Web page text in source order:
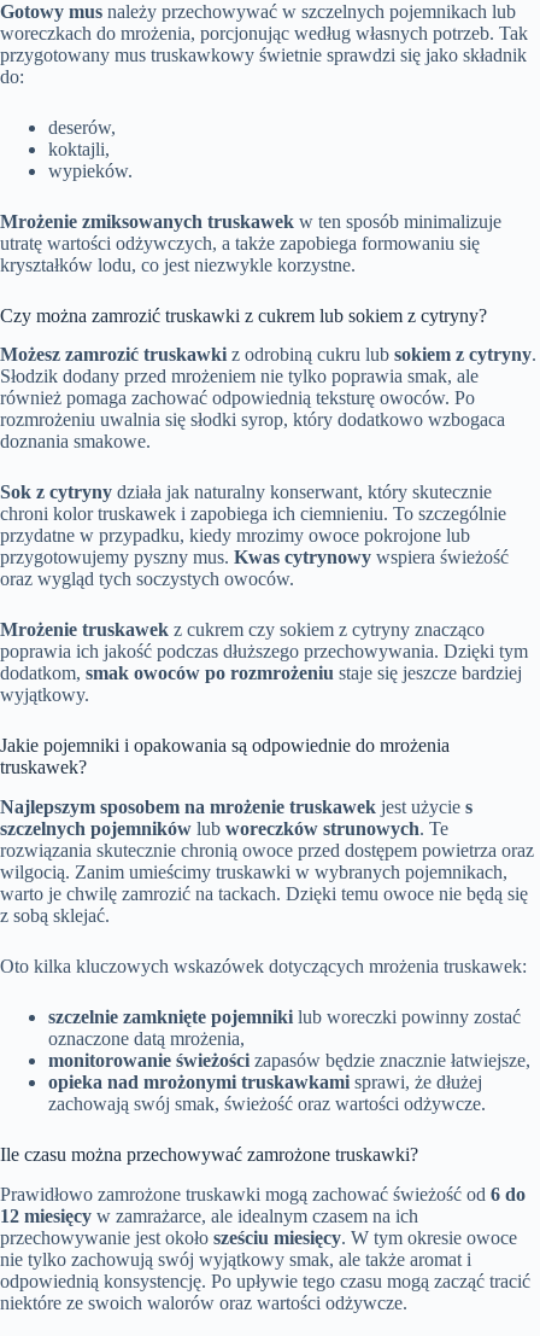
Gotowy mus należy przechowywać w szczelnych pojemnikach lub
woreczkach do mrożenia, porcjonując według własnych potrzeb. Tak
przygotowany mus truskawkowy świetnie sprawdzi się jako składnik
do:
deserów,
koktajli,
wypieków.
Mrożenie zmiksowanych truskawek w ten sposób minimalizuje
utratę wartości odżywczych, a także zapobiega formowaniu się
kryształków lodu, co jest niezwykle korzystne.
Czy można zamrozić truskawki z cukrem lub sokiem z cytryny?
Możesz zamrozić truskawki z odrobiną cukru lub sokiem z cytryny.
Słodzik dodany przed mrożeniem nie tylko poprawia smak, ale
również pomaga zachować odpowiednią teksturę owoców. Po
rozmrożeniu uwalnia się słodki syrop, który dodatkowo wzbogaca
doznania smakowe.
Sok z cytryny działa jak naturalny konserwant, który skutecznie
chroni kolor truskawek i zapobiega ich ciemnieniu. To szczególnie
przydatne w przypadku, kiedy mrozimy owoce pokrojone lub
przygotowujemy pyszny mus. Kwas cytrynowy wspiera świeżość
oraz wygląd tych soczystych owoców.
Mrożenie truskawek z cukrem czy sokiem z cytryny znacząco
poprawia ich jakość podczas dłuższego przechowywania. Dzięki tym
dodatkom, smak owoców po rozmrożeniu staje się jeszcze bardziej
wyjątkowy.
Jakie pojemniki i opakowania są odpowiednie do mrożenia
truskawek?
Najlepszym sposobem na mrożenie truskawek jest użycie s
szczelnych pojemników lub woreczków strunowych. Te
rozwiązania skutecznie chronią owoce przed dostępem powietrza oraz
wilgocią. Zanim umieścimy truskawki w wybranych pojemnikach,
warto je chwilę zamrozić na tackach. Dzięki temu owoce nie będą się
z sobą sklejać.
Oto kilka kluczowych wskazówek dotyczących mrożenia truskawek:
szczelnie zamknięte pojemniki lub woreczki powinny zostać
oznaczone datą mrożenia,
monitorowanie świeżości zapasów będzie znacznie łatwiejsze,
opieka nad mrożonymi truskawkami sprawi, że dłużej
zachowają swój smak, świeżość oraz wartości odżywcze.
Ile czasu można przechowywać zamrożone truskawki?
Prawidłowo zamrożone truskawki mogą zachować świeżość od 6 do
12 miesięcy w zamrażarce, ale idealnym czasem na ich
przechowywanie jest około sześciu miesięcy. W tym okresie owoce
nie tylko zachowują swój wyjątkowy smak, ale także aromat i
odpowiednią konsystencję. Po upływie tego czasu mogą zacząć tracić
niektóre ze swoich walorów oraz wartości odżywcze.